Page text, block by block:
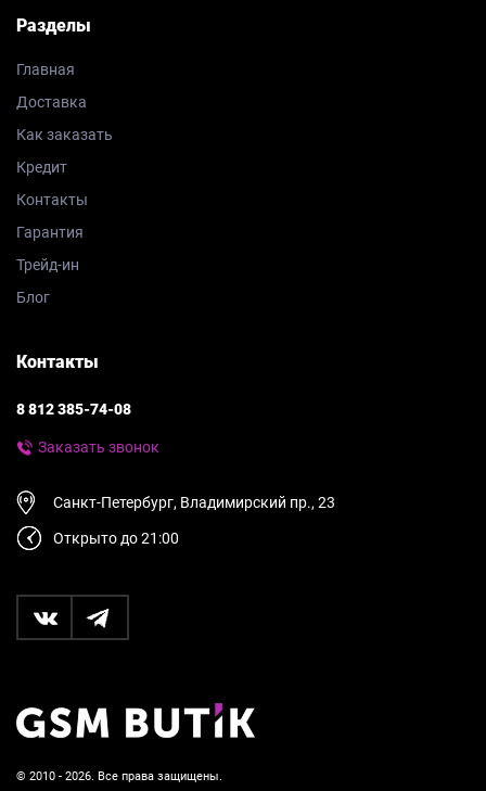
© 2010 - 2026. Все права защищены.
Разделы
Главная
Доставка
Как заказать
Кредит
Контакты
Гарантия
Трейд-ин
Блог
Контакты
8 812 385-74-08
Заказать звонок
Санкт-Петербург, Владимирский пр., 23
Открыто до 21:00